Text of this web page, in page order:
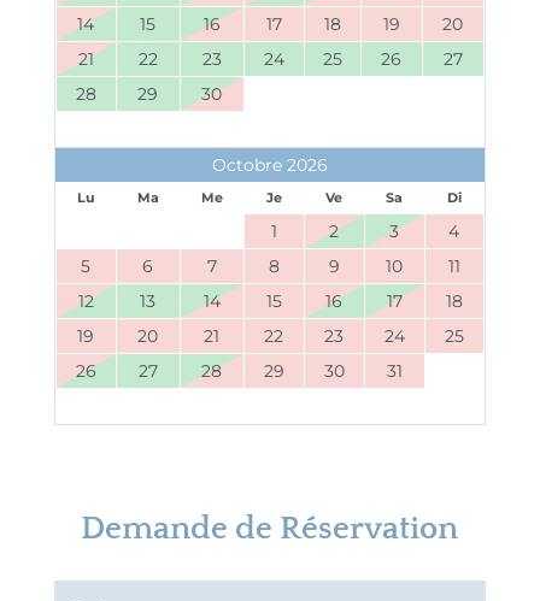
14
15 16 17 18 19
20
21
22 23 24 25 26
27
28
29 30
Octobre 2026
Lu Ma Me Je Ve Sa Di
1 2 3
4
5
6 7 8 9 10
11
12
13 14 15 16 17
18
19
20 21 22 23 24
25
26
27 28 29 30 31
Demande de Réservation